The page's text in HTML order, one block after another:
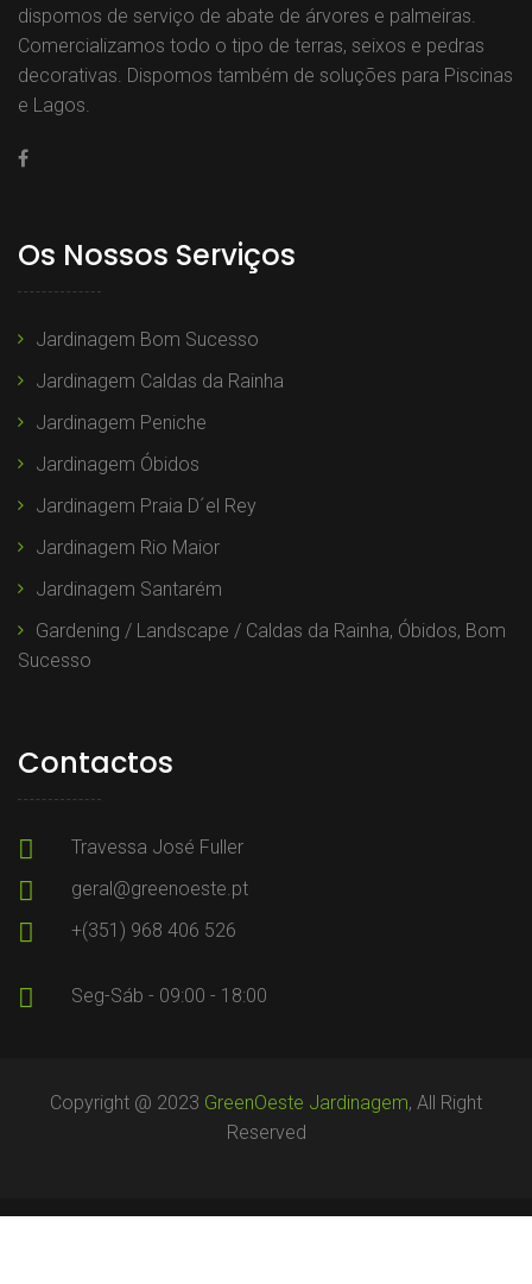
dispomos de serviço de abate de árvores e palmeiras.
Comercializamos todo o tipo de terras, seixos e pedras
decorativas. Dispomos também de soluções para Piscinas
e Lagos.
Os Nossos Serviços
Jardinagem Bom Sucesso
Jardinagem Caldas da Rainha
Jardinagem Peniche
Jardinagem Óbidos
Jardinagem Praia D´el Rey
Jardinagem Rio Maior
Jardinagem Santarém
Gardening / Landscape / Caldas da Rainha, Óbidos, Bom
Sucesso
Contactos
Travessa José Fuller
geral@greenoeste.pt
+(351) 968 406 526
Seg-Sáb - 09:00 - 18:00
Copyright @ 2023 GreenOeste Jardinagem, All Right
Reserved